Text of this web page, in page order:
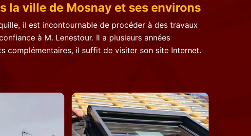
la ville de Mosnay et ses environs
il est incontournable de procéder à des travaux
à M. Lenestour. Il a plusieurs années
complémentaires, il suffit de visiter son site Internet.